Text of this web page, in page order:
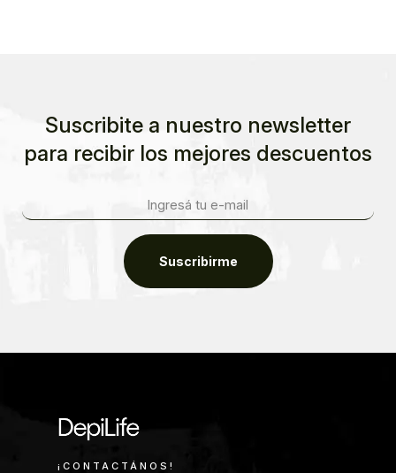
Suscribite a nuestro newsletter
para recibir los mejores descuentos
Suscribirme
¡CONTACTÁNOS!